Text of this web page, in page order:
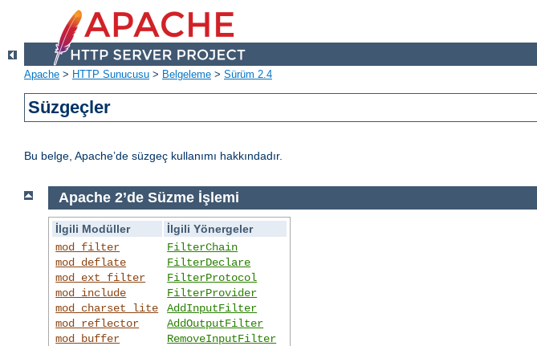
Apache > HTTP Sunucusu > Belgeleme > Sürüm 2.4
Süzgeçler
Bu belge, Apache’de süzgeç kullanımı hakkındadır.
Apache 2’de Süzme İşlemi
İlgili Modüller
İlgili Yönergeler
mod_filter
mod_deflate
mod_ext_filter
mod_include
mod_charset_lite
mod_reflector
mod_buffer
FilterChain
FilterDeclare
FilterProtocol
FilterProvider
AddInputFilter
AddOutputFilter
RemoveInputFilter